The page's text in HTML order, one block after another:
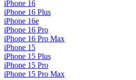
iPhone 16
iPhone 16 Plus
iPhone 16e
iPhone 16 Pro
iPhone 16 Pro Max
iPhone 15
iPhone 15 Plus
iPhone 15 Pro
iPhone 15 Pro Max